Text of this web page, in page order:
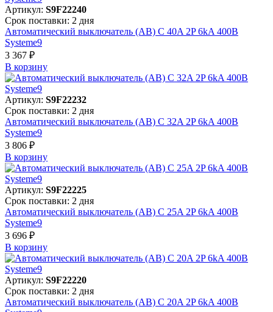
Артикул: S9F22240
Срок поставки: 2 дня
Автоматический выключатель (АВ) C 40A 2P 6kA 400В
Systeme9
3 367 ₽
В корзинy
Артикул: S9F22232
Срок поставки: 2 дня
Автоматический выключатель (АВ) C 32A 2P 6kA 400В
Systeme9
3 806 ₽
В корзинy
Артикул: S9F22225
Срок поставки: 2 дня
Автоматический выключатель (АВ) C 25A 2P 6kA 400В
Systeme9
3 696 ₽
В корзинy
Артикул: S9F22220
Срок поставки: 2 дня
Автоматический выключатель (АВ) C 20A 2P 6kA 400В